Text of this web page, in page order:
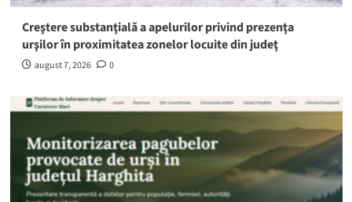
Creştere substanţială a apelurilor privind prezenţa
urşilor în proximitatea zonelor locuite din judeţ
august 7, 2026 0